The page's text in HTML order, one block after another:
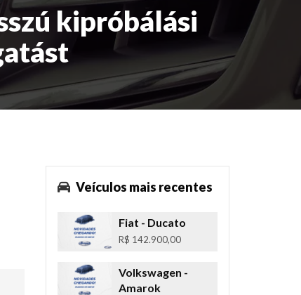
kipróbálási
Veículos mais recentes
Fiat - Ducato
R$ 142.900,00
Volkswagen -
Amarok